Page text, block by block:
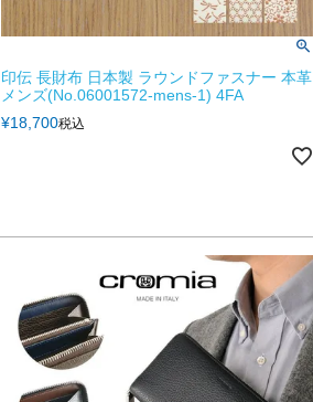
印伝 長財布 日本製 ラウンドファスナー 本革
メンズ(No.06001572-mens-1) 4FA
¥18,700税込